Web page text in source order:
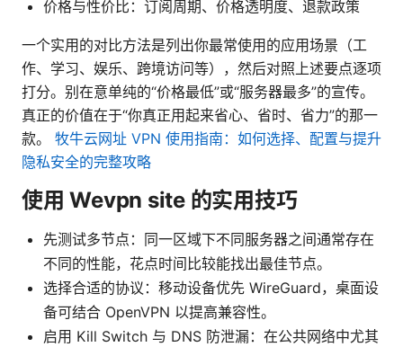
价格与性价比：订阅周期、价格透明度、退款政策
一个实用的对比方法是列出你最常使用的应用场景（工
作、学习、娱乐、跨境访问等），然后对照上述要点逐项
打分。别在意单纯的“价格最低”或“服务器最多”的宣传。
真正的价值在于“你真正用起来省心、省时、省力”的那一
款。 牧牛云网址 VPN 使用指南：如何选择、配置与提升
隐私安全的完整攻略
使用 Wevpn site 的实用技巧
先测试多节点：同一区域下不同服务器之间通常存在
不同的性能，花点时间比较能找出最佳节点。
选择合适的协议：移动设备优先 WireGuard，桌面设
备可结合 OpenVPN 以提高兼容性。
启用 Kill Switch 与 DNS 防泄漏：在公共网络中尤其